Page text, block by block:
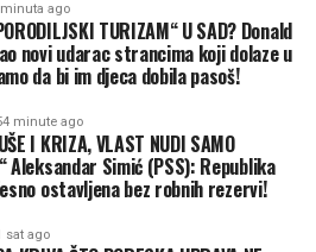
talasa vrućina, Grad je donio
i ostala gradska kupališta bude
i nedjelju, odnosno od 7. do 9.
i obnova Parka Petar Kočić
radova na prvoj javnoj
ugovora za obnovu
ago
TURIZAM“ U SAD? Donald
novi udarac strancima koji dolaze u
da bi im djeca dobila pasoš!
minute ago
I KRIZA, VLAST NUDI SAMO
Aleksandar Simić (PSS): Republika
ostavljena bez robnih rezervi!
sat ago